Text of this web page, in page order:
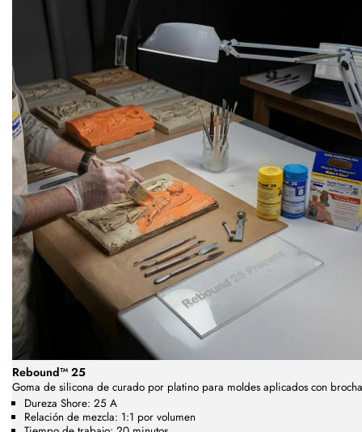
Rebound™ 25
Goma de silicona de curado por platino para moldes aplicados con
Dureza Shore: 25 A
Relación de mezcla: 1:1 por volumen